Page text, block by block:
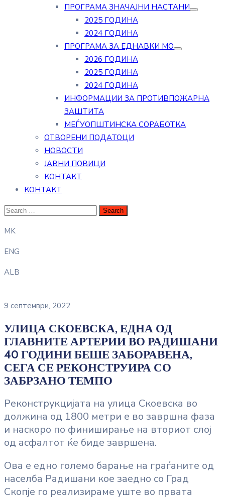
ПРОГРАМА ЗНАЧАЈНИ НАСТАНИ
2025 ГОДИНА
2024 ГОДИНА
ПРОГРАМА ЗА ЕДНАВКИ МО
2026 ГОДИНА
2025 ГОДИНА
2024 ГОДИНА
ИНФОРМАЦИИ ЗА ПРОТИВПОЖАРНА
ЗАШТИТА
МЕЃУОПШТИНСКА СОРАБОТКА
ОТВОРЕНИ ПОДАТОЦИ
НОВОСТИ
ЈАВНИ ПОВИЦИ
КОНТАКТ
КОНТАКТ
MK
ENG
ALB
9 септември, 2022
УЛИЦА СКОЕВСКА, ЕДНА ОД
ГЛАВНИТЕ АРТЕРИИ ВО РАДИШАНИ
40 ГОДИНИ БЕШЕ ЗАБОРАВЕНА,
СЕГА СЕ РЕКОНСТРУИРА СО
ЗАБРЗАНО ТЕМПО
Реконструкцијата на улица Скоевска во
должина од 1800 метри е во завршна фаза
и наскоро по финиширање на вториот слој
од асфалтот ќе биде завршена.
Ова е едно големо барање на граѓаните од
населба Радишани кое заедно со Град
Скопје го реализираме уште во првата